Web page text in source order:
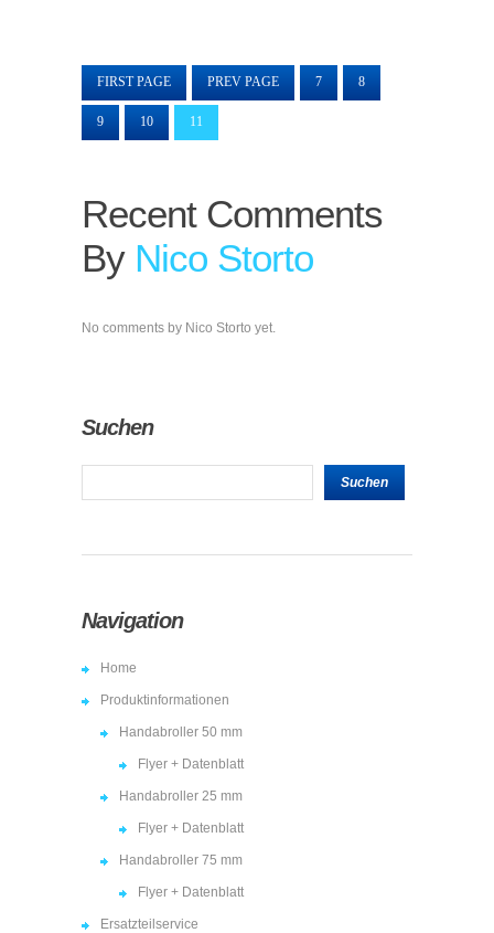
FIRST PAGE PREV PAGE 7 8
9 10 11
Recent Comments
By Nico Storto
No comments by Nico Storto yet.
Suchen
Navigation
Home
Produktinformationen
Handabroller 50 mm
Flyer + Datenblatt
Handabroller 25 mm
Flyer + Datenblatt
Handabroller 75 mm
Flyer + Datenblatt
Ersatzteilservice